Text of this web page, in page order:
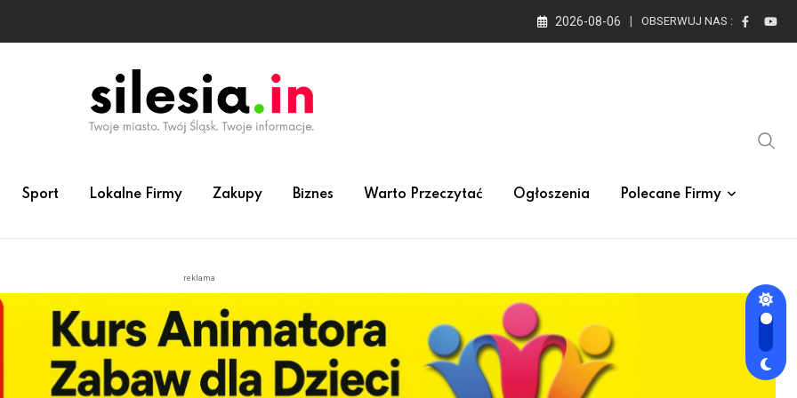
2026-08-06 OBSERWUJ NAS :
Sport Lokalne Firmy Zakupy Biznes Warto Przeczytać Ogłoszenia Polecane Firmy
reklama